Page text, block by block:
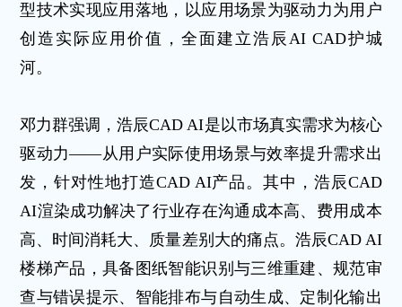
型技术实现应用落地，以应用场景为驱动力为用户
创造实际应用价值，全面建立浩辰AI CAD护城
河。
邓力群强调，浩辰CAD AI是以市场真实需求为核心
驱动力——从用户实际使用场景与效率提升需求出
发，针对性地打造CAD AI产品。其中，浩辰CAD
AI渲染成功解决了行业存在沟通成本高、费用成本
高、时间消耗大、质量差别大的痛点。浩辰CAD AI
楼梯产品，具备图纸智能识别与三维重建、规范审
查与错误提示、智能排布与自动生成、定制化输出